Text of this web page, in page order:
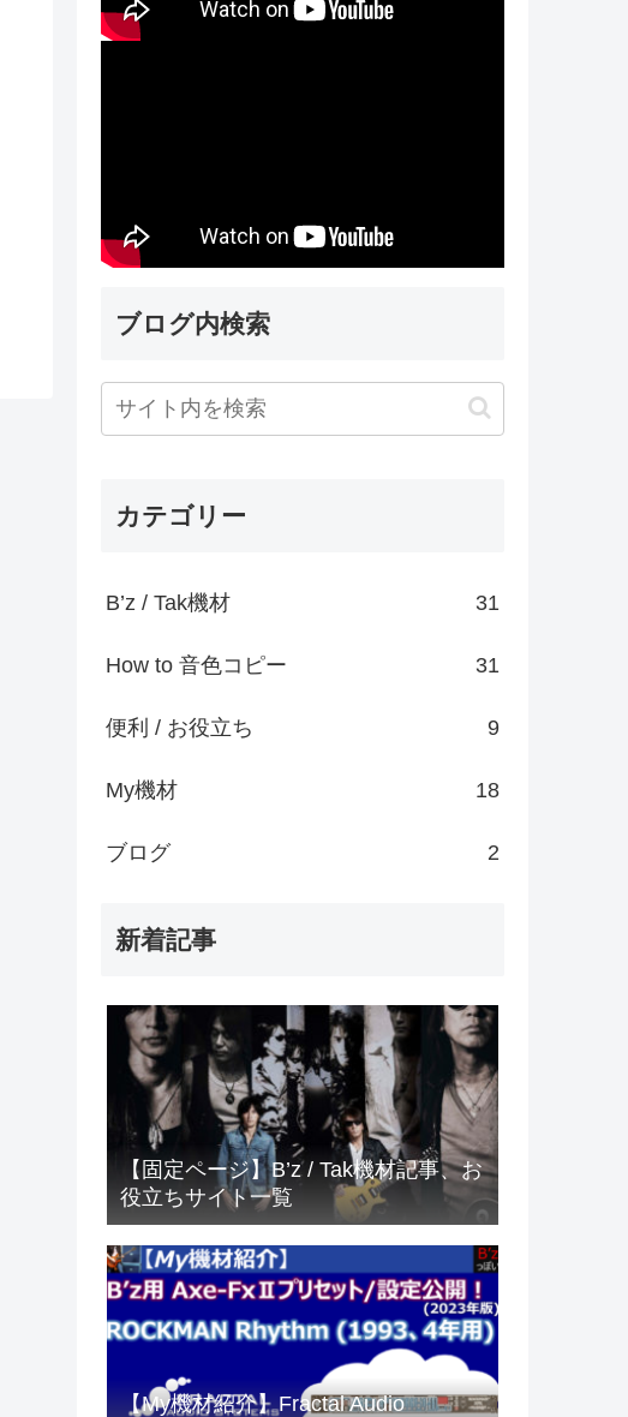
ブログ内検索
カテゴリー
B’z / Tak機材 31
How to 音色コピー 31
便利 / お役立ち 9
My機材 18
ブログ 2
新着記事
【固定ページ】B’z / Tak機材記事、お
役立ちサイト一覧
【My機材紹介】Fractal Audio